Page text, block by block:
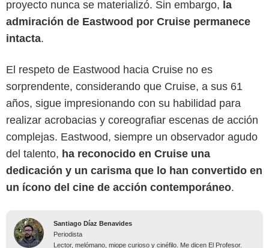
proyecto nunca se materializó. Sin embargo, la
admiración de Eastwood por Cruise permanece
intacta.
El respeto de Eastwood hacia Cruise no es
sorprendente, considerando que Cruise, a sus 61
años, sigue impresionando con su habilidad para
realizar acrobacias y coreografiar escenas de acción
complejas. Eastwood, siempre un observador agudo
del talento, ha reconocido en Cruise una
dedicación y un carisma que lo han convertido en
un ícono del cine de acción contemporáneo.
Santiago Díaz Benavides
Periodista
Lector, melómano, miope curioso y cinéfilo. Me dicen El Profesor.